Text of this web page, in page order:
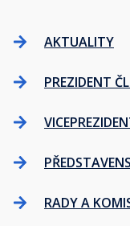
AKTUALITY
PREZIDENT
RADY A